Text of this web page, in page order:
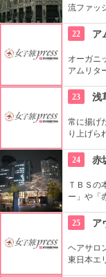
流ファッ
とメン
っている。
22 ア
オーガニ
アムリタ
っている
23 浅
常に揚げ
り上げら
24
赤
ＴＢＳの
ー」や「
25
ア
ヘアサロ
東日本エ